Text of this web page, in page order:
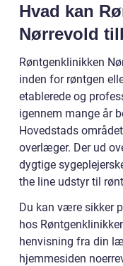
Hvad kan
Nørrevold
Røntgenklinikken
inden for røntgen
etablerede og
igennem mange år
Hovedstads
overlæger. Der ud
dygtige
the line udstyr til
Du kan være sikker
hos
henvisning fra din
hjemmesiden